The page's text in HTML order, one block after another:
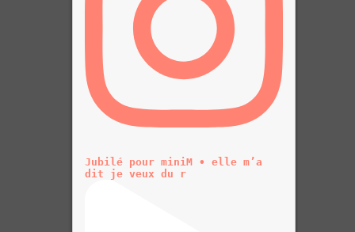
Jubilé pour miniM • elle m’a
dit je veux du r